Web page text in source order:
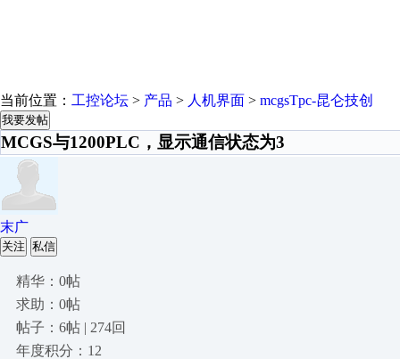
当前位置： 工控论坛 > 产品 > 人机界面 > mcgsTpc-昆仑技创
我要发帖
MCGS与1200PLC，显示通信状态为3
末广
关注 私信
精华：0帖
求助：0帖
帖子：6帖 | 274回
年度积分：12